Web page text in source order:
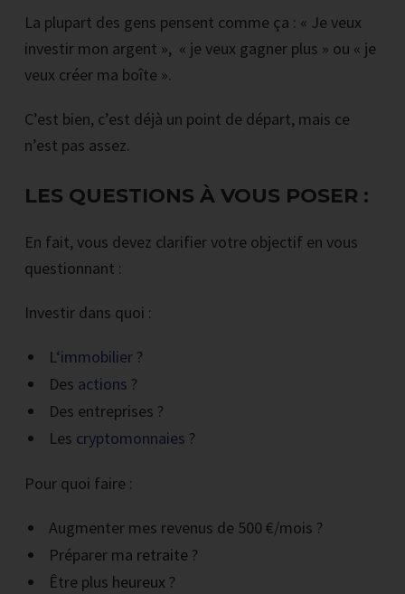
La plupart des gens pensent comme ça : « Je veux
investir mon argent », « je veux gagner plus » ou « je
veux créer ma boîte ».
C’est bien, c’est déjà un point de départ, mais ce
n’est pas assez.
LES QUESTIONS À VOUS POSER :
En fait, vous devez clarifier votre objectif en vous
questionnant :
Investir dans quoi :
L‘immobilier?
Des actions ?
Des entreprises ?
Les cryptomonnaies ?
Pour quoi faire :
Augmenter mes revenus de 500 €/mois ?
Préparer ma retraite ?
Être plus heureux ?